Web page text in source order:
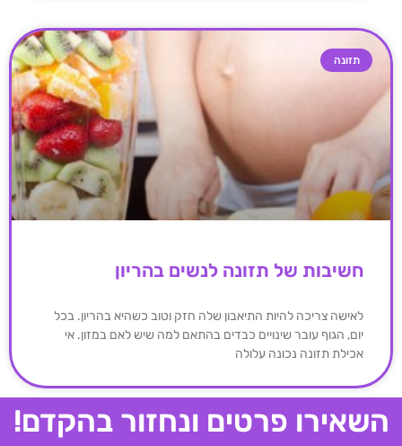
תזונה
חשיבות של תזונה לנשים בהריון
לאישה צריכה להיות התיאבון שלה חזק וטוב כשהיא בהריון. בכל
יום, הגוף עובר שינויים כבדים בהתאם למה שיש לאם במזון. אי
אכילת תזונה נכונה עלולה
השאירו פרטים ונחזור בהקדם!